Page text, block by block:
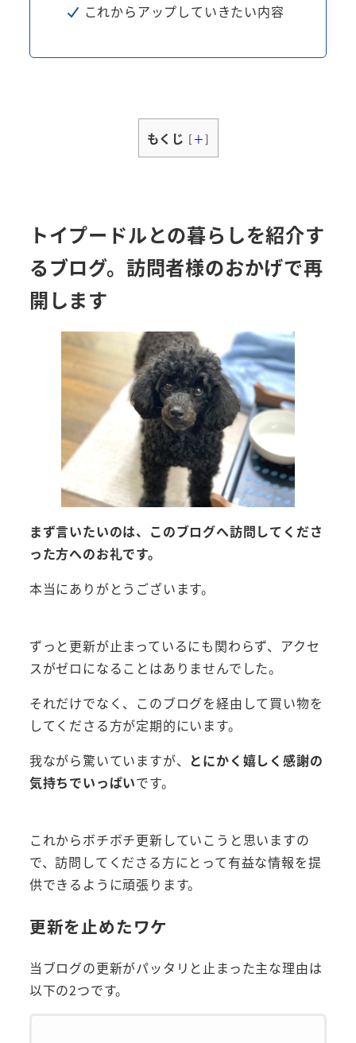
これからアップしていきたい内容
もくじ [＋]
トイプードルとの暮らしを紹介す
るブログ。訪問者様のおかげで再
開します
まず言いたいのは、このブログへ訪問してくださ
った方へのお礼です。
本当にありがとうございます。
ずっと更新が止まっているにも関わらず、アクセ
スがゼロになることはありませんでした。
それだけでなく、このブログを経由して買い物を
してくださる方が定期的にいます。
我ながら驚いていますが、 とにかく嬉しく感謝の
気持ちでいっぱいです。
これからボチボチ更新していこうと思いますの
で、訪問してくださる方にとって有益な情報を提
供できるように頑張ります。
更新を止めたワケ
当ブログの更新がパッタリと止まった主な理由は
以下の2つです。